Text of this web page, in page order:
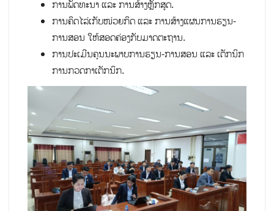
ການພັດທະນາ ແລະ ການສ້າງຫຼັກສູດ.
ການຄິດໄລ່ເກັບໜ່ວຍກິດ ແລະ ການສ້າງແຜນການຮຽນ-
ການສອນ ໃຫ້ສອດຄ່ອງກັບມາດຕະຖານ.
ການປະເມີນຄຸນນະພາບການຮຽນ-ການສອນ ແລະ ເຕັກນິກ
ການກວດກາເຕັກນິກ.